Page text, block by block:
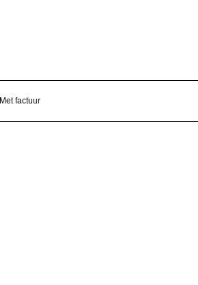
Met factuur